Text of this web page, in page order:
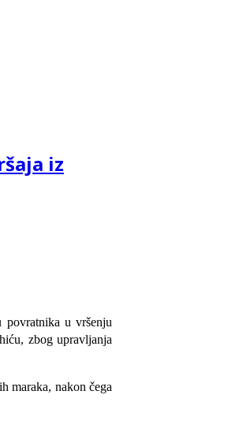
iz
povratnika u vršenju
zbog upravljanja
maraka, nakon čega